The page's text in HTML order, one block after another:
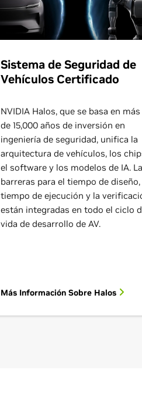
Sistema de Seguridad de
Vehículos Certificado
NVIDIA Halos, que se basa en más
de 15,000 años de inversión en
ingeniería de seguridad, unifica la
arquitectura de vehículos, los
el software y los modelos de IA.
barreras para el tiempo de diseño,
tiempo de ejecución y la
están integradas en todo el ciclo
vida de desarrollo de AV.
Más Información Sobre Halos